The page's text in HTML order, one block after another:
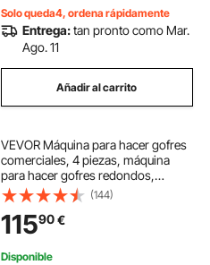
Solo queda4, ordena rápidamente
Entrega:tan pronto como Mar.
Ago. 11
Añadir al carrito
VEVOR Máquina para hacer gofres
comerciales, 4 piezas, máquina
para hacer gofres redondos,
plancha para gofres belgas de
acero inoxidable antiadherente de
1750 W con control de temperatura
y tiempo, para restaurantes,
panaderías, bares y familias
(144)
11590€
Disponible